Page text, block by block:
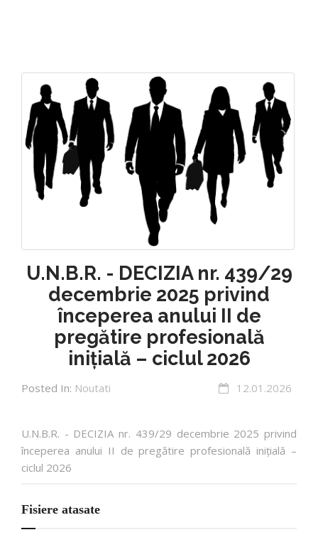
U.N.B.R. - DECIZIA nr. 439/29
decembrie 2025 privind
începerea anului II de
pregătire profesională
inițială – ciclul 2026
Posted In: Noutati 12.01.2026
U.N.B.R. - DECIZIA nr. 439/29 decembrie 2025 privind
începerea anului II de pregătire profesională inițială –
ciclul 2026
Fisiere atasate